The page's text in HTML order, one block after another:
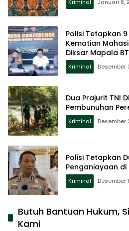
Kriminal Januari 8,
Polisi Tetapkan
Kematian
Diksar Mapala
Kriminal Desember
Dua Prajurit TNI
Pembunuhan
Kriminal Desember
Polisi Tetapkan
Penganiayaan di
Kriminal Desember
Butuh Bantuan Hukum,
Kami